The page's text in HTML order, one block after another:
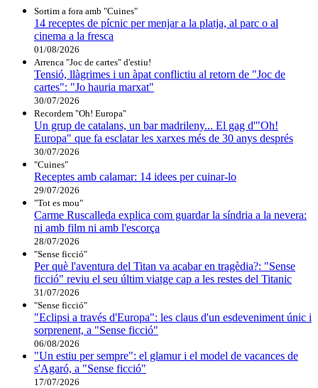
Sortim a fora amb "Cuines"
14 receptes de pícnic per menjar a la platja, al parc o al
cinema a la fresca
01/08/2026
Arrenca "Joc de cartes" d'estiu!
Tensió, llàgrimes i un àpat conflictiu al retorn de "Joc de
cartes": "Jo hauria marxat"
30/07/2026
Recordem "Oh! Europa"
Un grup de catalans, un bar madrileny... El gag d'"Oh!
Europa" que fa esclatar les xarxes més de 30 anys després
30/07/2026
"Cuines"
Receptes amb calamar: 14 idees per cuinar-lo
29/07/2026
"Tot es mou"
Carme Ruscalleda explica com guardar la síndria a la nevera:
ni amb film ni amb l'escorça
28/07/2026
"Sense ficció"
Per què l'aventura del Titan va acabar en tragèdia?: "Sense
ficció" reviu el seu últim viatge cap a les restes del Titanic
31/07/2026
"Sense ficció"
"Eclipsi a través d'Europa": les claus d'un esdeveniment únic i
sorprenent, a "Sense ficció"
06/08/2026
"Un estiu per sempre": el glamur i el model de vacances de
s'Agaró, a "Sense ficció"
17/07/2026